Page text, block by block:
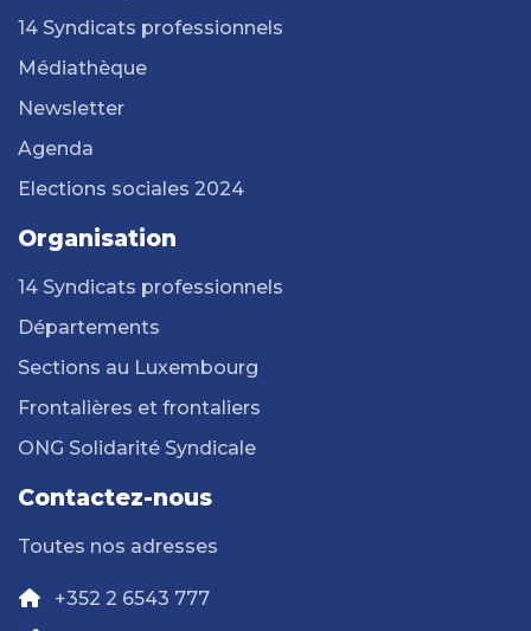
14 Syndicats professionnels
Médiathèque
Newsletter
Agenda
Elections sociales 2024
Organisation
14 Syndicats professionnels
Départements
Sections au Luxembourg
Frontalières et frontaliers
ONG Solidarité Syndicale
Contactez-nous
Toutes nos adresses
+352 2 6543 777